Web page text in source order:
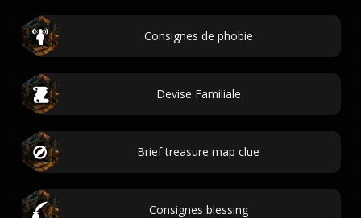
Consignes de phobie
Devise Familiale
Brief treasure map clue
Consignes blessing